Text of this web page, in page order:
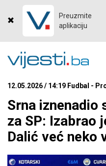
Preuzmite
aplikaciju
12.05.2026 / 14:19 Fudbal -
Srna iznenadio
za SP: Izabrao
Dalić već neko